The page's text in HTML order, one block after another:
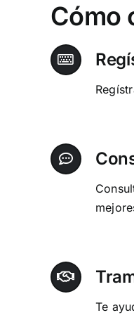
Cómo
Te